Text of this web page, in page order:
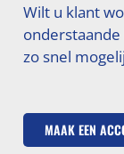
Wilt u klant
zo snel
MAAK EEN